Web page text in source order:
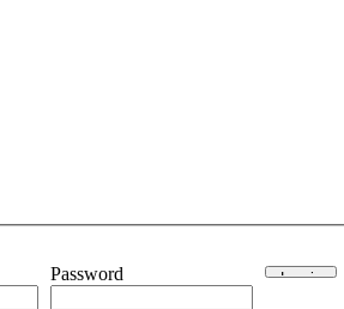
Password